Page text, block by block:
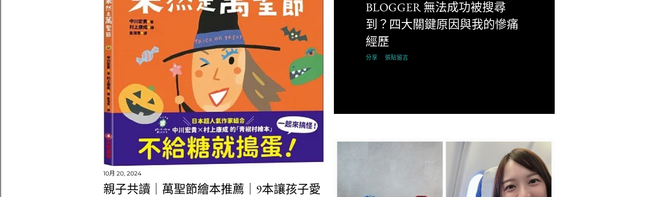
BLOGGER 無法成功被搜尋
到？四大關鍵原因與我的慘痛
經歷
分享 張貼留言
10月 20, 2024
親子共讀｜萬聖節繪本推薦｜9本讓孩子愛